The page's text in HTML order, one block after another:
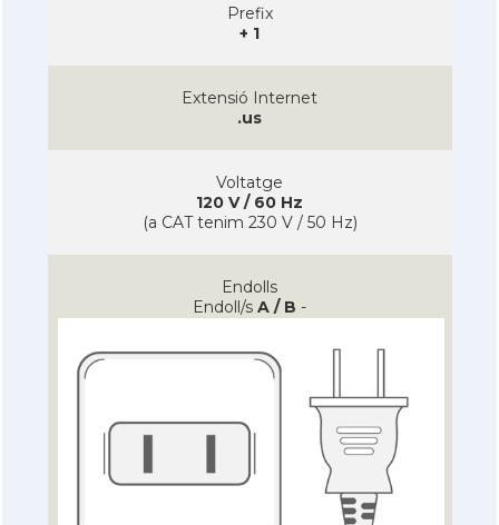
Prefix
+ 1
Extensió Internet
.us
Voltatge
120 V / 60 Hz
(a CAT tenim 230 V / 50 Hz)
Endolls
Endoll/s A / B -